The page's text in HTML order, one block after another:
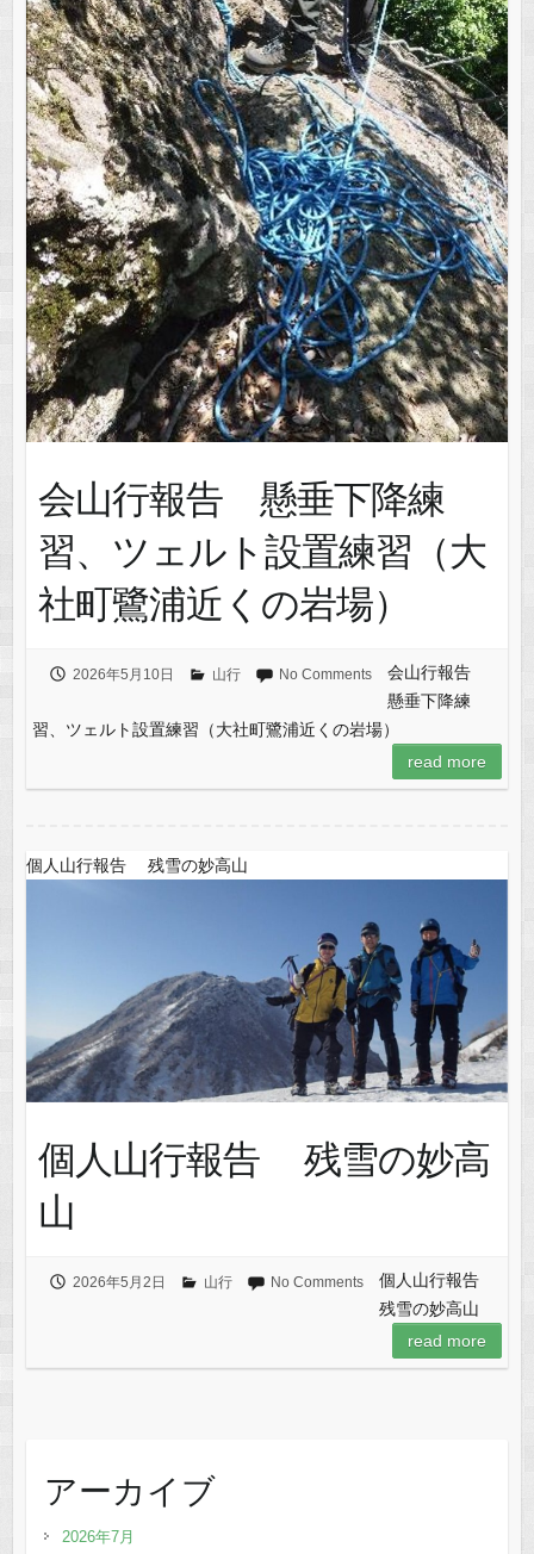
会山行報告 懸垂下降練
習、ツェルト設置練習（大
社町鷺浦近くの岩場）
2026年5月10日 山行 No Comments
会山行報告
懸垂下降練
習、ツェルト設置練習（大社町鷺浦近くの岩場）
read more
個人山行報告 残雪の妙高山
個人山行報告 残雪の妙高
山
2026年5月2日 山行 No Comments
個人山行報告
残雪の妙高山
read more
アーカイブ
2026年7月